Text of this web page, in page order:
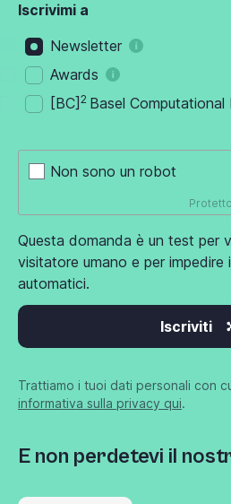
Iscrivimi a
Newsletter
Awards
[BC] 2 Basel
Non sono un robot
Questa domanda è un test per
visitatore umano e per impedire
automatici.
Iscriviti
Trattiamo i tuoi dati personali con
informativa sulla privacy qui.
E non perdetevi il